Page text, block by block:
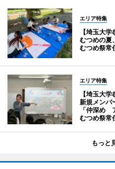
エリア特集
【埼玉大
むつめの夏
むつめ祭
エリア特集
【埼玉大
新規メンバ
「仲深め
むつめ祭
もっと